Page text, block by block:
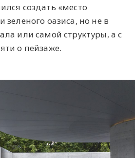
создать «место
зеленого оазиса, но не в
или самой структуры, а с
о пейзаже.